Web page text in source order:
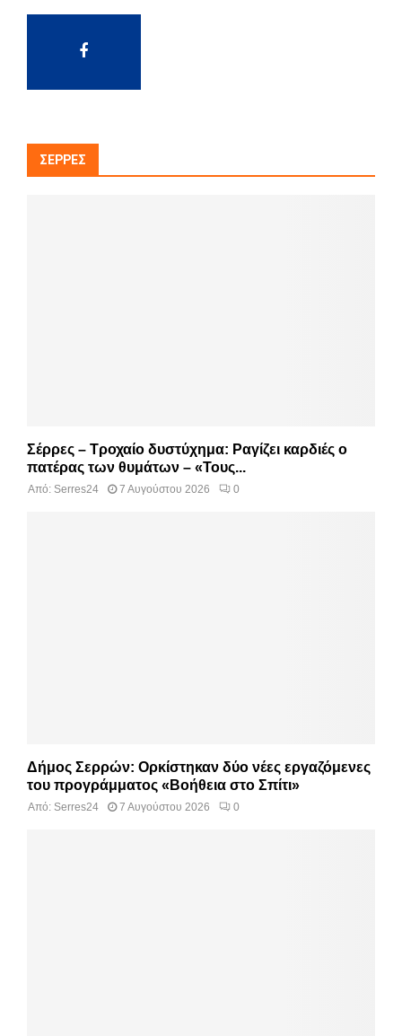
ΣΈΡΡΕΣ
Σέρρες – Τροχαίο δυστύχημα: Ραγίζει καρδιές ο
πατέρας των θυμάτων – «Τους...
Από: Serres24 7 Αυγούστου 2026 0
Δήμος Σερρών: Ορκίστηκαν δύο νέες εργαζόμενες
του προγράμματος «Βοήθεια στο Σπίτι»
Από: Serres24 7 Αυγούστου 2026 0